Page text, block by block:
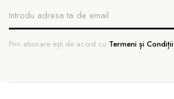
Prin abonare ești de acord cu Termeni și Condiții